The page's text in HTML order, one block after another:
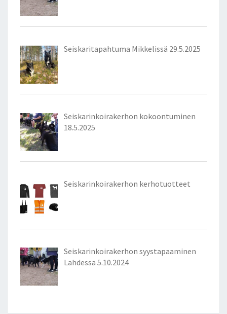
Seiskaritapahtuma Mikkelissä 29.5.2025
Seiskarinkoirakerhon kokoontuminen
18.5.2025
Seiskarinkoirakerhon kerhotuotteet
Seiskarinkoirakerhon syystapaaminen
Lahdessa 5.10.2024